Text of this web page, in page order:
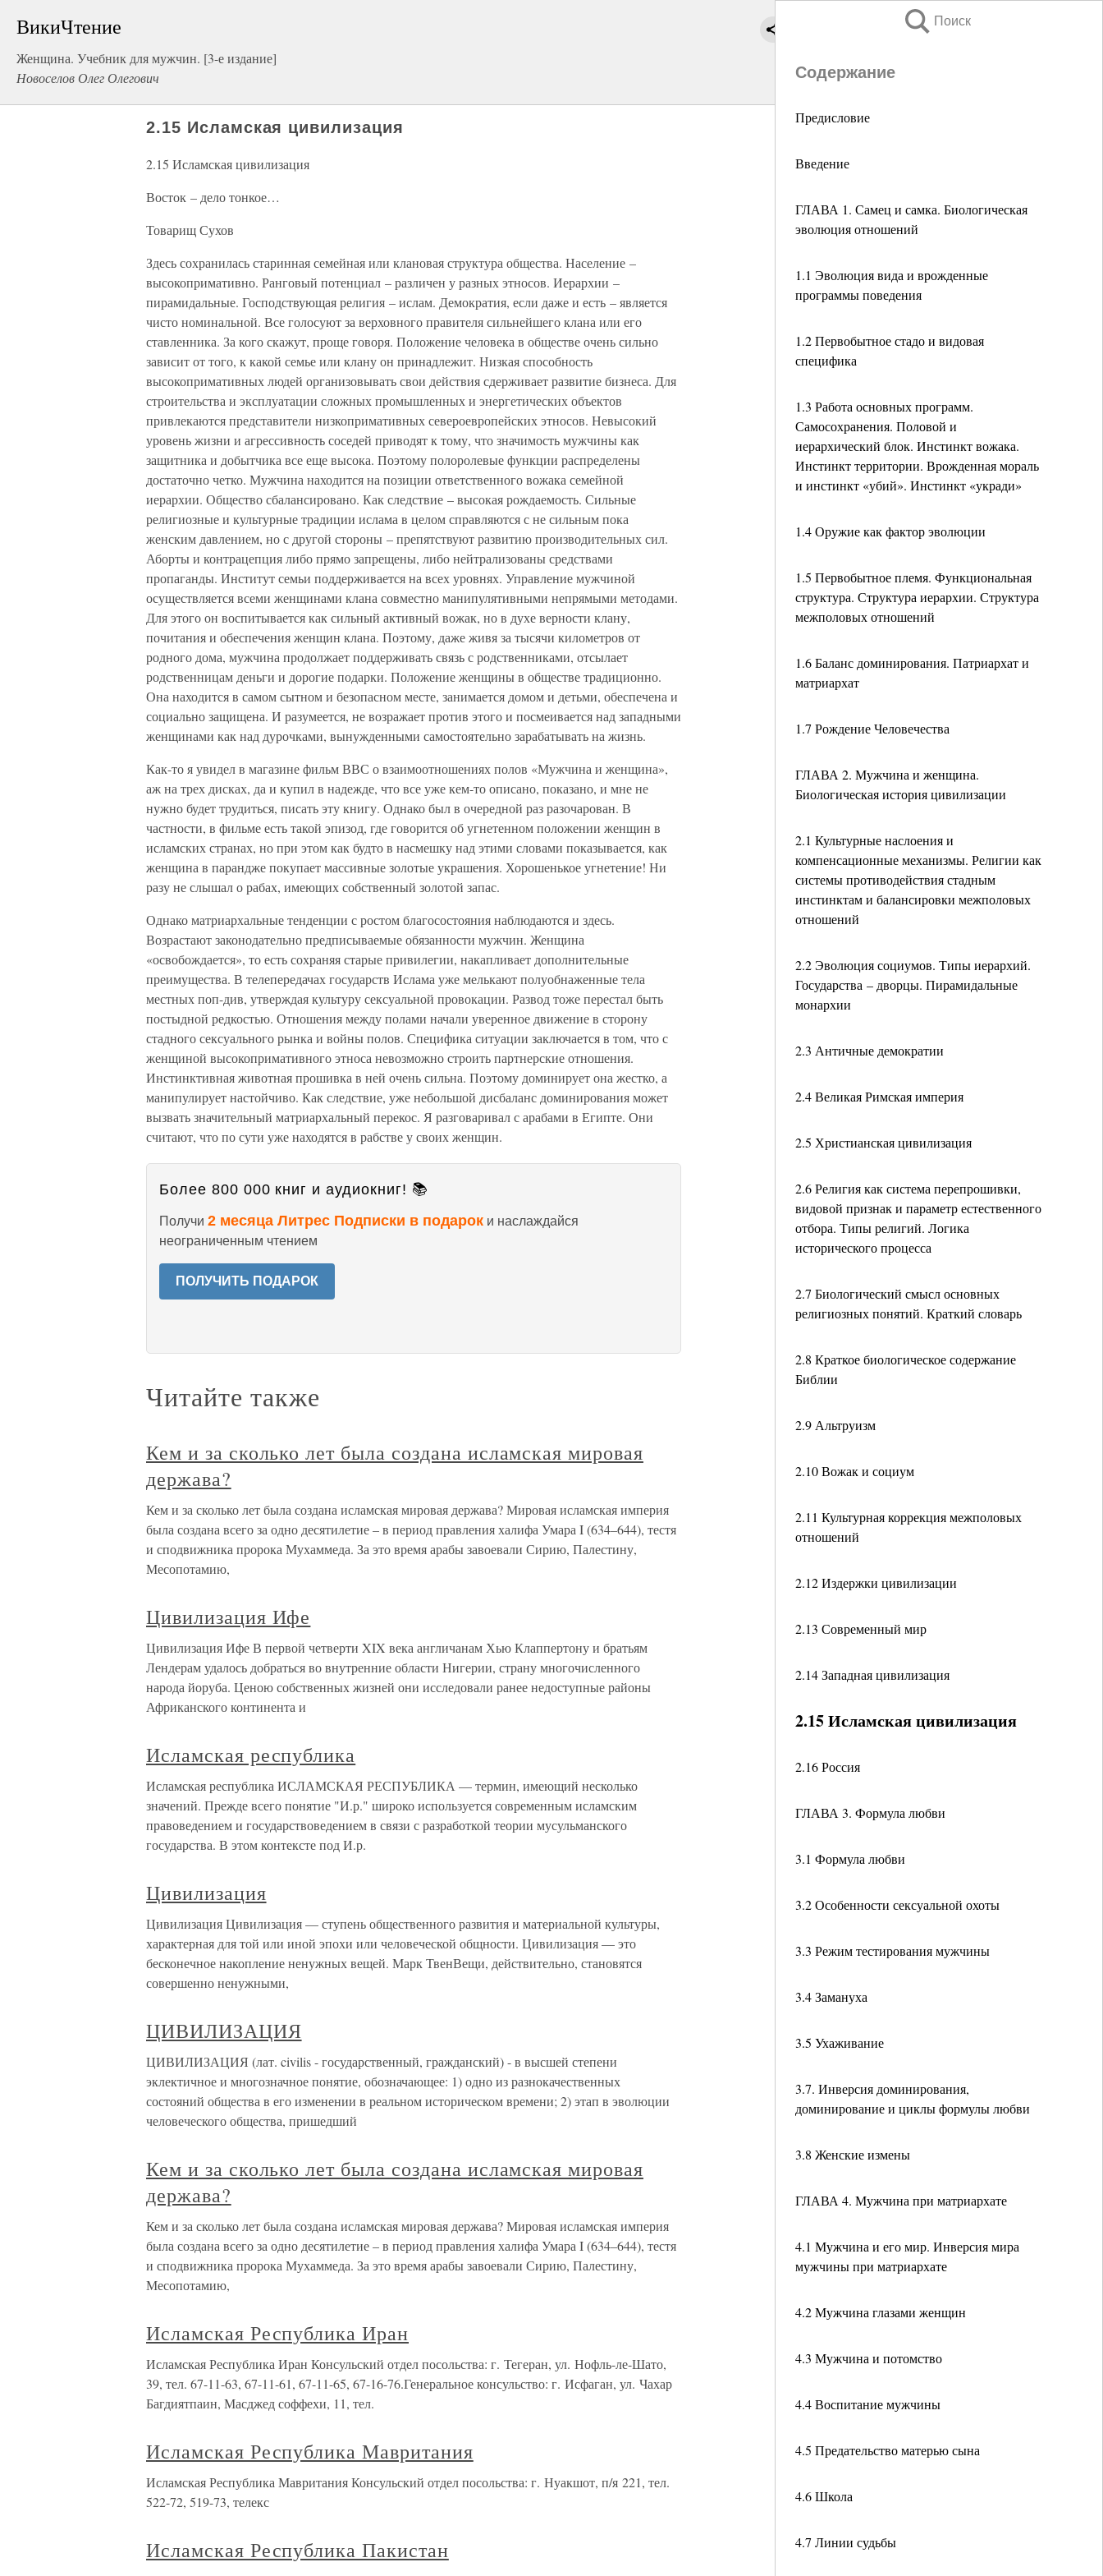
ВикиЧтение
Женщина. Учебник для мужчин. [3-е издание]
Новоселов Олег Олегович
Поиск
Содержание
Предисловие
Введение
ГЛАВА 1. Самец и самка. Биологическая
эволюция отношений
1.1 Эволюция вида и врожденные
программы поведения
1.2 Первобытное стадо и видовая
специфика
1.3 Работа основных программ.
Самосохранения. Половой и
иерархический блок. Инстинкт вожака.
Инстинкт территории. Врожденная мораль
и инстинкт «убий». Инстинкт «укради»
1.4 Оружие как фактор эволюции
1.5 Первобытное племя. Функциональная
структура. Структура иерархии. Структура
межполовых отношений
1.6 Баланс доминирования. Патриархат и
матриархат
1.7 Рождение Человечества
ГЛАВА 2. Мужчина и женщина.
Биологическая история цивилизации
2.1 Культурные наслоения и
компенсационные механизмы. Религии как
системы противодействия стадным
инстинктам и балансировки межполовых
отношений
2.2 Эволюция социумов. Типы иерархий.
Государства – дворцы. Пирамидальные
монархии
2.3 Античные демократии
2.4 Великая Римская империя
2.5 Христианская цивилизация
2.6 Религия как система перепрошивки,
видовой признак и параметр естественного
отбора. Типы религий. Логика
исторического процесса
2.7 Биологический смысл основных
религиозных понятий. Краткий словарь
2.8 Краткое биологическое содержание
Библии
2.9 Альтруизм
2.10 Вожак и социум
2.11 Культурная коррекция межполовых
отношений
2.12 Издержки цивилизации
2.13 Современный мир
2.14 Западная цивилизация
2.15 Исламская цивилизация
2.16 Россия
ГЛАВА 3. Формула любви
3.1 Формула любви
3.2 Особенности сексуальной охоты
3.3 Режим тестирования мужчины
3.4 Замануха
3.5 Ухаживание
3.7. Инверсия доминирования,
доминирование и циклы формулы любви
3.8 Женские измены
ГЛАВА 4. Мужчина при матриархате
4.1 Мужчина и его мир. Инверсия мира
мужчины при матриархате
4.2 Мужчина глазами женщин
4.3 Мужчина и потомство
4.4 Воспитание мужчины
4.5 Предательство матерью сына
4.6 Школа
4.7 Линии судьбы
2.15 Исламская цивилизация
2.15 Исламская цивилизация
Восток – дело тонкое…
Товарищ Сухов
Здесь сохранилась старинная семейная или клановая структура общества. Население –
высокопримативно. Ранговый потенциал – различен у разных этносов. Иерархии –
пирамидальные. Господствующая религия – ислам. Демократия, если даже и есть – является
чисто номинальной. Все голосуют за верховного правителя сильнейшего клана или его
ставленника. За кого скажут, проще говоря. Положение человека в обществе очень сильно
зависит от того, к какой семье или клану он принадлежит. Низкая способность
высокопримативных людей организовывать свои действия сдерживает развитие бизнеса. Для
строительства и эксплуатации сложных промышленных и энергетических объектов
привлекаются представители низкопримативных североевропейских этносов. Невысокий
уровень жизни и агрессивность соседей приводят к тому, что значимость мужчины как
защитника и добытчика все еще высока. Поэтому полоролевые функции распределены
достаточно четко. Мужчина находится на позиции ответственного вожака семейной
иерархии. Общество сбалансировано. Как следствие – высокая рождаемость. Сильные
религиозные и культурные традиции ислама в целом справляются с не сильным пока
женским давлением, но с другой стороны – препятствуют развитию производительных сил.
Аборты и контрацепция либо прямо запрещены, либо нейтрализованы средствами
пропаганды. Институт семьи поддерживается на всех уровнях. Управление мужчиной
осуществляется всеми женщинами клана совместно манипулятивными непрямыми методами.
Для этого он воспитывается как сильный активный вожак, но в духе верности клану,
почитания и обеспечения женщин клана. Поэтому, даже живя за тысячи километров от
родного дома, мужчина продолжает поддерживать связь с родственниками, отсылает
родственницам деньги и дорогие подарки. Положение женщины в обществе традиционно.
Она находится в самом сытном и безопасном месте, занимается домом и детьми, обеспечена и
социально защищена. И разумеется, не возражает против этого и посмеивается над западными
женщинами как над дурочками, вынужденными самостоятельно зарабатывать на жизнь.
Как-то я увидел в магазине фильм ВВС о взаимоотношениях полов «Мужчина и женщина»,
аж на трех дисках, да и купил в надежде, что все уже кем-то описано, показано, и мне не
нужно будет трудиться, писать эту книгу. Однако был в очередной раз разочарован. В
частности, в фильме есть такой эпизод, где говорится об угнетенном положении женщин в
исламских странах, но при этом как будто в насмешку над этими словами показывается, как
женщина в парандже покупает массивные золотые украшения. Хорошенькое угнетение! Ни
разу не слышал о рабах, имеющих собственный золотой запас.
Однако матриархальные тенденции с ростом благосостояния наблюдаются и здесь.
Возрастают законодательно предписываемые обязанности мужчин. Женщина
«освобождается», то есть сохраняя старые привилегии, накапливает дополнительные
преимущества. В телепередачах государств Ислама уже мелькают полуобнаженные тела
местных поп-див, утверждая культуру сексуальной провокации. Развод тоже перестал быть
постыдной редкостью. Отношения между полами начали уверенное движение в сторону
стадного сексуального рынка и войны полов. Специфика ситуации заключается в том, что с
женщиной высокопримативного этноса невозможно строить партнерские отношения.
Инстинктивная животная прошивка в ней очень сильна. Поэтому доминирует она жестко, а
манипулирует настойчиво. Как следствие, уже небольшой дисбаланс доминирования может
вызвать значительный матриархальный перекос. Я разговаривал с арабами в Египте. Они
считают, что по сути уже находятся в рабстве у своих женщин.
Более 800 000 книг и аудиокниг! 📚
Получи 2 месяца Литрес Подписки в подарок и наслаждайся
неограниченным чтением
ПОЛУЧИТЬ ПОДАРОК
Читайте также
Кем и за сколько лет была создана исламская мировая
держава?
Кем и за сколько лет была создана исламская мировая держава? Мировая исламская империя
была создана всего за одно десятилетие – в период правления халифа Умара I (634–644), тестя
и сподвижника пророка Мухаммеда. За это время арабы завоевали Сирию, Палестину,
Месопотамию,
Цивилизация Ифе
Цивилизация Ифе В первой четверти XIX века англичанам Хью Клаппертону и братьям
Лендерам удалось добраться во внутренние области Нигерии, страну многочисленного
народа йоруба. Ценою собственных жизней они исследовали ранее недоступные районы
Африканского континента и
Исламская республика
Исламская республика ИСЛАМСКАЯ РЕСПУБЛИКА — термин, имеющий несколько
значений. Прежде всего понятие "И.р." широко используется современным исламским
правоведением и государствоведением в связи с разработкой теории мусульманского
государства. В этом контексте под И.р.
Цивилизация
Цивилизация Цивилизация — ступень общественного развития и материальной культуры,
характерная для той или иной эпохи или человеческой общности. Цивилизация — это
бесконечное накопление ненужных вещей. Марк ТвенВещи, действительно, становятся
совершенно ненужными,
ЦИВИЛИЗАЦИЯ
ЦИВИЛИЗАЦИЯ (лат. civilis - государственный, гражданский) - в высшей степени
эклектичное и многозначное понятие, обозначающее: 1) одно из разнокачественных
состояний общества в его изменении в реальном историческом времени; 2) этап в эволюции
человеческого общества, пришедший
Кем и за сколько лет была создана исламская мировая
держава?
Кем и за сколько лет была создана исламская мировая держава? Мировая исламская империя
была создана всего за одно десятилетие – в период правления халифа Умара I (634–644), тестя
и сподвижника пророка Мухаммеда. За это время арабы завоевали Сирию, Палестину,
Месопотамию,
Исламская Республика Иран
Исламская Республика Иран Консульский отдел посольства: г. Тегеран, ул. Нофль-ле-Шато,
39, тел. 67-11-63, 67-11-61, 67-11-65, 67-16-76.Генеральное консульство: г. Исфаган, ул. Чахар
Багдиятпаин, Масджед соффехи, 11, тел.
Исламская Республика Мавритания
Исламская Республика Мавритания Консульский отдел посольства: г. Нуакшот, п/я 221, тел.
522-72, 519-73, телекс
Исламская Республика Пакистан